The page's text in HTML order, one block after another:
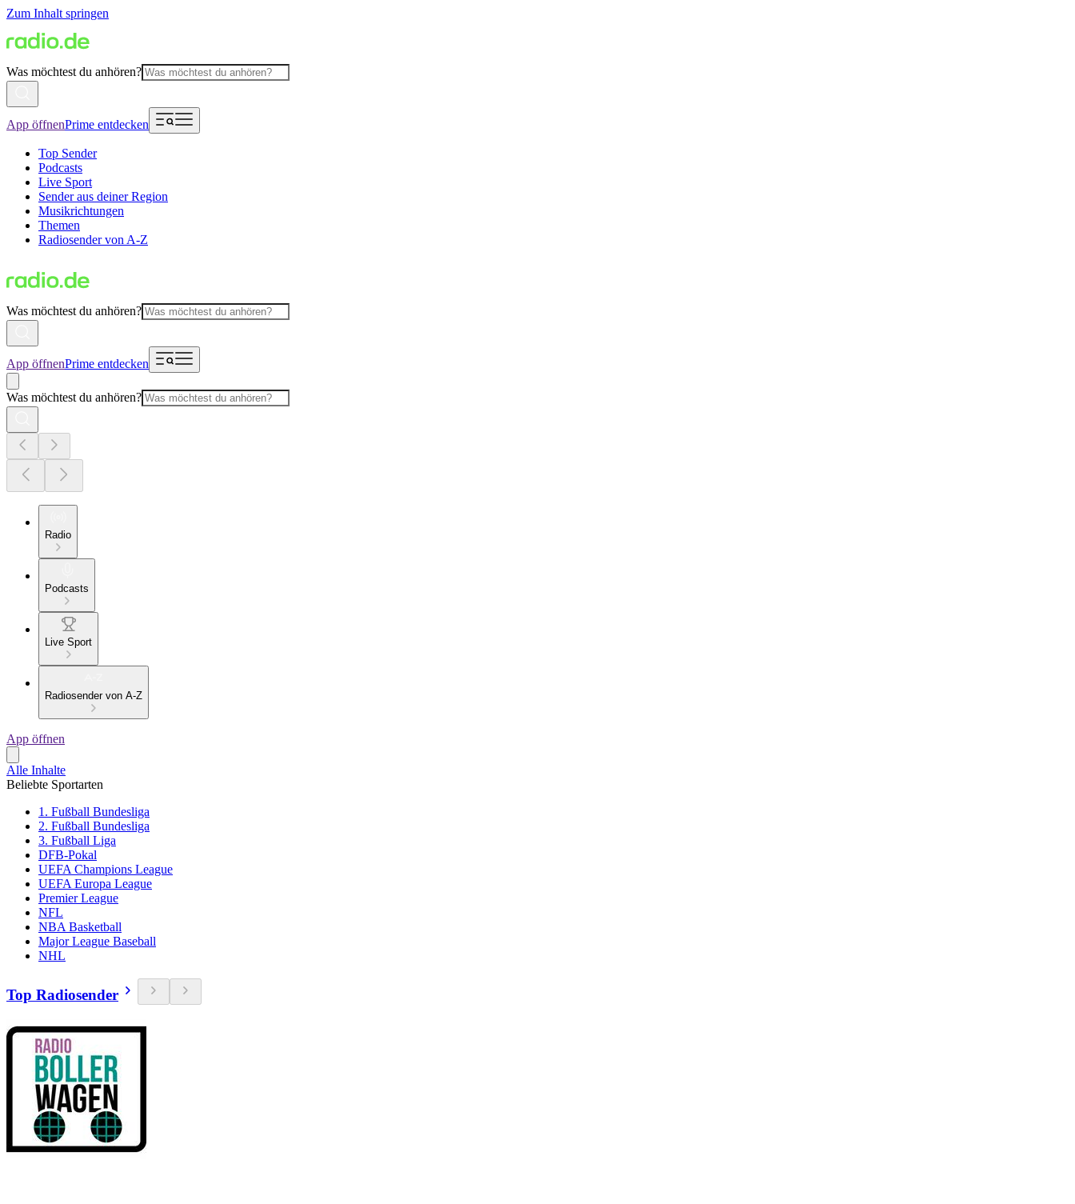
Zum Inhalt springen
Was möchtest du anhören?
App öffnenPrime entdecken
Top Sender
Podcasts
Live Sport
Sender aus deiner Region
Musikrichtungen
Themen
Radiosender von A-Z
Was möchtest du anhören?
App öffnenPrime entdecken
Was möchtest du anhören?
Radio
Podcasts
Live Sport
Radiosender von A-Z
App öffnen
Alle Inhalte
Beliebte Sportarten
1. Fußball Bundesliga
2. Fußball Bundesliga
3. Fußball Liga
DFB-Pokal
UEFA Champions League
UEFA Europa League
Premier League
NFL
NBA Basketball
Major League Baseball
NHL
Top Radiosender